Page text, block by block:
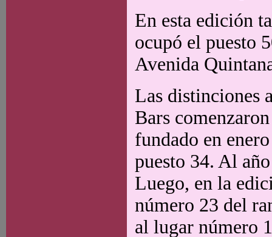
En esta edición
ocupó el puesto
Avenida
Las distinciones
Bars
fundado en
puesto 34. Al
Luego, en la
número 23 del
al lugar número